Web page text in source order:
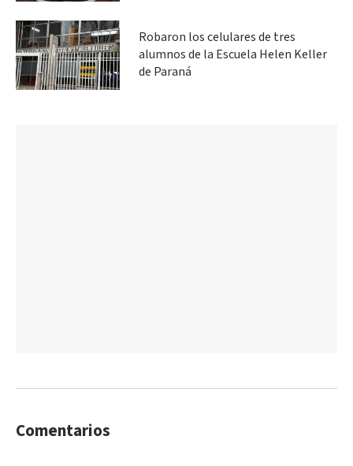
Robaron los celulares de tres
alumnos de la Escuela Helen Keller
de Paraná
Comentarios